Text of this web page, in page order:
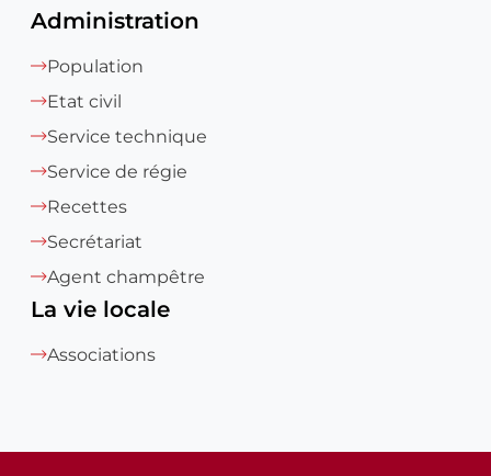
Administration
Population
Etat civil
Service technique
Service de régie
Recettes
Secrétariat
Agent champêtre
La vie locale
Associations